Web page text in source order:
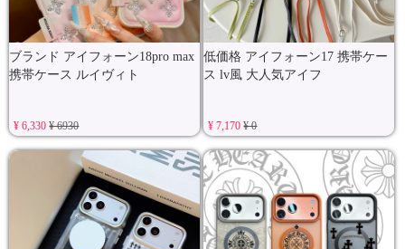
ブランド アイフォーン18pro max
携帯ケース ルイヴィト
¥ 6,330¥ 6930
低価格 アイフォーン17 携帯ケー
ス lv風 大人気アイフ
¥ 7,170¥ 0